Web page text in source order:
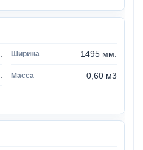
1495 мм.
0,60 м3